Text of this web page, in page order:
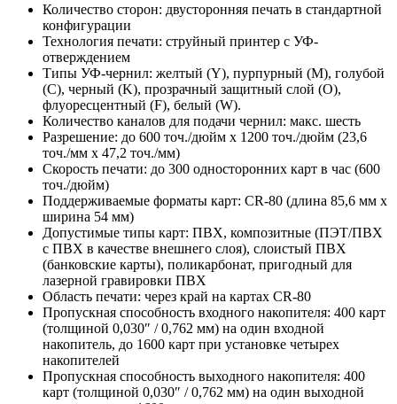
Количество сторон: двусторонняя печать в стандартной
конфигурации
Технология печати: струйный принтер с УФ-
отверждением
Типы УФ-чернил: желтый (Y), пурпурный (M), голубой
(C), черный (K), прозрачный защитный слой (O),
флуоресцентный (F), белый (W).
Количество каналов для подачи чернил: макс. шесть
Разрешение: до 600 точ./дюйм x 1200 точ./дюйм (23,6
точ./мм x 47,2 точ./мм)
Скорость печати: до 300 односторонних карт в час (600
точ./дюйм)
Поддерживаемые форматы карт: CR-80 (длина 85,6 мм x
ширина 54 мм)
Допустимые типы карт: ПВХ, композитные (ПЭТ/ПВХ
с ПВХ в качестве внешнего слоя), слоистый ПВХ
(банковские карты), поликарбонат, пригодный для
лазерной гравировки ПВХ
Область печати: через край на картах CR-80
Пропускная способность входного накопителя: 400 карт
(толщиной 0,030″ / 0,762 мм) на один входной
накопитель, до 1600 карт при установке четырех
накопителей
Пропускная способность выходного накопителя: 400
карт (толщиной 0,030″ / 0,762 мм) на один выходной